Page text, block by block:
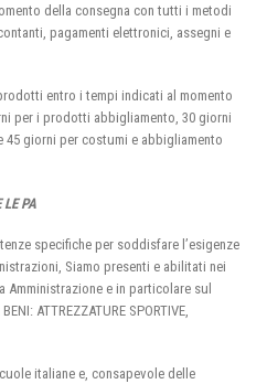
della consegna con tutti i metodi
pagamenti elettronici, assegni e
entro i tempi indicati al momento
per i prodotti abbigliamento, 30 giorni
giorni per costumi e abbigliamento
LE PA
specifiche per soddisfare l’esigenze
Siamo presenti e abilitati nei
e in particolare sul
ATTREZZATURE SPORTIVE,
italiane e, consapevole delle